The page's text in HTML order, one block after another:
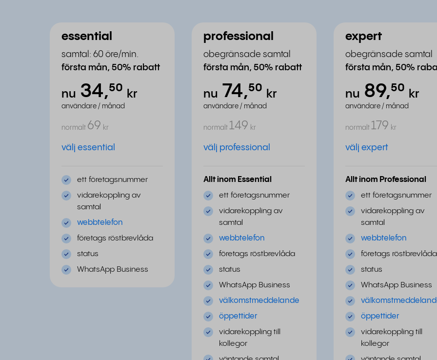
essential
samtal: 60 öre/min.
första mån, 50% rabatt
nu kr
34,⁵⁰
användare / månad
normalt kr
69
välj essential
ett företagsnummer
vidarekoppling av
samtal
webbtelefon
företags röstbrevlåda
status
WhatsApp Business
professional
obegränsade samtal
första mån, 50% rabatt
nu kr
74,⁵⁰
användare / månad
normalt kr
149
välj professional
Allt inom Essential
ett företagsnummer
vidarekoppling av
samtal
webbtelefon
företags röstbrevlåda
status
WhatsApp Business
välkomstmeddelande
öppettider
vidarekoppling till
kollegor
expert
obegränsade samtal
första mån, 50%
nu kr
89,⁵⁰
användare / månad
normalt kr
179
välj expert
Allt inom Professional
ett företagsnummer
vidarekoppling av
samtal
webbtelefon
företags röstbrevlåda
status
WhatsApp Business
öppettider
vidarekoppling till
kollegor